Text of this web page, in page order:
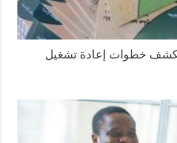
تكشف خطوات إعادة تشغيل